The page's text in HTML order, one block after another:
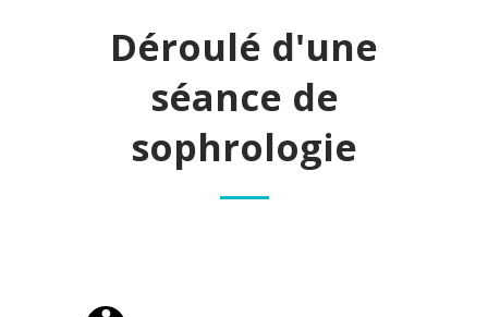
Déroulé d'une
séance de
sophrologie